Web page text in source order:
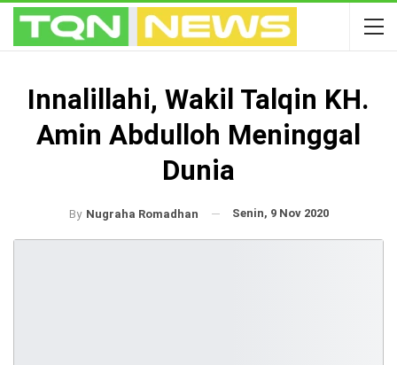
Innalillahi, Wakil Talqin KH.
Amin Abdulloh Meninggal
Dunia
By Nugraha Romadhan Senin, 9 Nov 2020